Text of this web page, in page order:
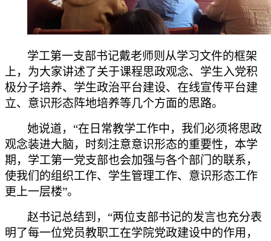
学工第一支部书记戴老师则从学习文件的框架
上，为大家讲述了关于课程思政观念、学生入党积
极分子培养、学生政治平台建设、在线宣传平台建
立、意识形态阵地培养等几个方面的思路。
她说道， “在日常教学工作中，我们必须将思政
观念装进大脑，时刻注意意识形态的重要性，本学
期，学工第一党支部也会加强与各个部门的联系，
使我们的组织工作、学生管理工作、意识形态工作
更上一层楼”。
赵书记总结到， “两位支部书记的发言也充分表
明了每一位党员教职工在学院党政建设中的作用，